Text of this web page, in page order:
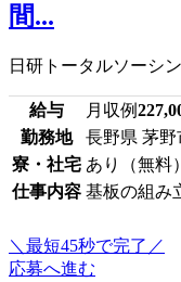
間...
日研トータルソーシ
給与 月収例
勤務地
長野県 茅野
寮・社宅 あり（無料）
仕事内容 基板の組み
＼最短45秒で完了／
応募へ進む